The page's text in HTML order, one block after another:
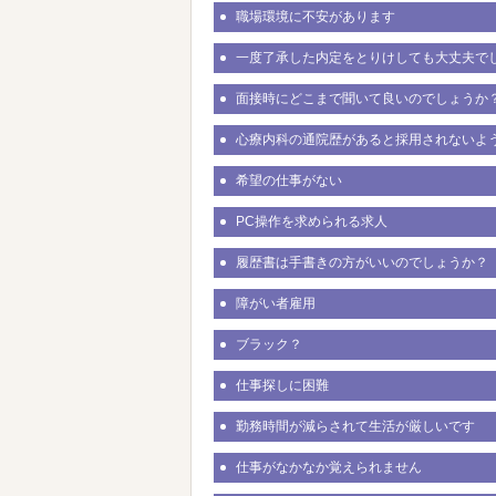
職場環境に不安があります
一度了承した内定をとりけしても大丈夫で
面接時にどこまで聞いて良いのでしょうか
心療内科の通院歴があると採用されないよ
希望の仕事がない
PC操作を求められる求人
履歴書は手書きの方がいいのでしょうか？
障がい者雇用
ブラック？
仕事探しに困難
勤務時間が減らされて生活が厳しいです
仕事がなかなか覚えられません